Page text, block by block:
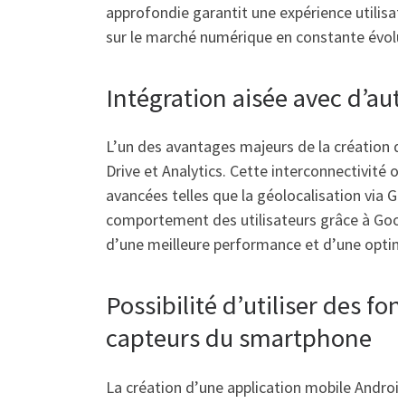
approfondie garantit une expérience
sur le marché numérique en constante
Intégration aisée avec
L’un des avantages majeurs de la
Drive et Analytics. Cette interconnectivité
avancées telles que la géolocalisation via
comportement des utilisateurs grâce à
d’une meilleure performance et d’une
Possibilité d’utiliser des
capteurs du smartphone
La création d’une application mobile